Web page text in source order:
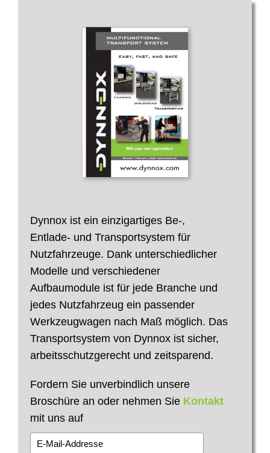
Dynnox ist ein einzigartiges Be-,
Entlade- und Transportsystem für
Nutzfahrzeuge. Dank unterschiedlicher
Modelle und verschiedener
Aufbaumodule ist für jede Branche und
jedes Nutzfahrzeug ein passender
Werkzeugwagen nach Maß möglich. Das
Transportsystem von Dynnox ist sicher,
arbeitsschutzgerecht und zeitsparend.
Fordern Sie unverbindlich unsere
Broschüre an oder nehmen Sie Kontakt
mit uns auf